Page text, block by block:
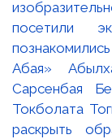
посетили
Абая»
Сарсенбая
Токболата
раскрыть